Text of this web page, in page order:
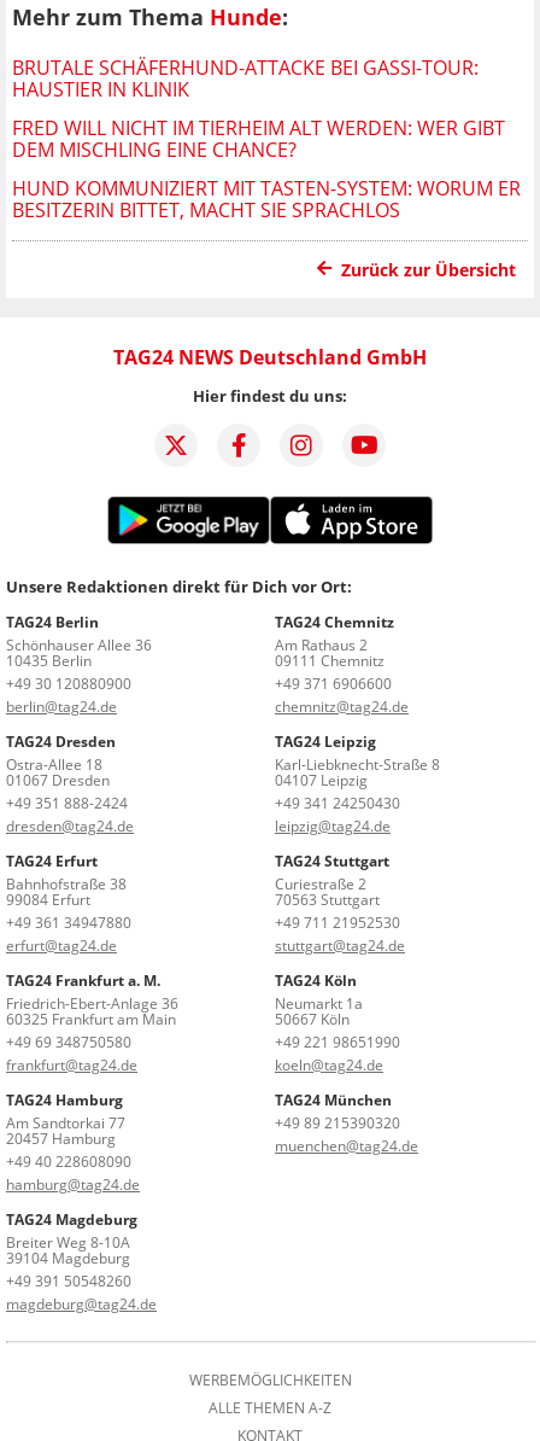
Mehr zum Thema Hunde:
BRUTALE SCHÄFERHUND-ATTACKE BEI GASSI-TOUR:
HAUSTIER IN KLINIK
FRED WILL NICHT IM TIERHEIM ALT WERDEN: WER GIBT
DEM MISCHLING EINE CHANCE?
HUND KOMMUNIZIERT MIT TASTEN-SYSTEM: WORUM ER
BESITZERIN BITTET, MACHT SIE SPRACHLOS
Zurück zur Übersicht
TAG24 NEWS Deutschland GmbH
Hier findest du uns:
Unsere Redaktionen direkt für Dich vor Ort:
TAG24 Berlin
Schönhauser Allee 36
10435 Berlin
+49 30 120880900
berlin@tag24.de
TAG24 Chemnitz
Am Rathaus 2
09111 Chemnitz
+49 371 6906600
chemnitz@tag24.de
TAG24 Dresden
Ostra-Allee 18
01067 Dresden
+49 351 888-2424
dresden@tag24.de
TAG24 Leipzig
Karl-Liebknecht-Straße 8
04107 Leipzig
+49 341 24250430
leipzig@tag24.de
TAG24 Erfurt
Bahnhofstraße 38
99084 Erfurt
+49 361 34947880
erfurt@tag24.de
TAG24 Stuttgart
Curiestraße 2
70563 Stuttgart
+49 711 21952530
stuttgart@tag24.de
TAG24 Frankfurt a. M.
Friedrich-Ebert-Anlage 36
60325 Frankfurt am Main
+49 69 348750580
frankfurt@tag24.de
TAG24 Köln
Neumarkt 1a
50667 Köln
+49 221 98651990
koeln@tag24.de
TAG24 Hamburg
Am Sandtorkai 77
20457 Hamburg
+49 40 228608090
hamburg@tag24.de
TAG24 München
+49 89 215390320
muenchen@tag24.de
TAG24 Magdeburg
Breiter Weg 8-10A
39104 Magdeburg
+49 391 50548260
magdeburg@tag24.de
WERBEMÖGLICHKEITEN
ALLE THEMEN A-Z
KONTAKT